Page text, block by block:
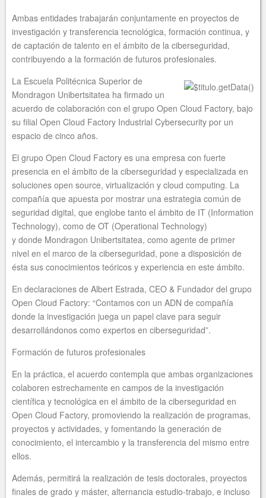
Ambas entidades trabajarán conjuntamente en proyectos de
investigación y transferencia tecnológica, formación continua, y
de captación de talento en el ámbito de la ciberseguridad,
contribuyendo a la formación de futuros profesionales.
La Escuela Politécnica Superior de
Mondragon Unibertsitatea ha firmado un
acuerdo de colaboración con el grupo Open Cloud Factory, bajo
su filial Open Cloud Factory Industrial Cybersecurity por un
espacio de cinco años.
El grupo Open Cloud Factory es una empresa con fuerte
presencia en el ámbito de la ciberseguridad y especializada en
soluciones open source, virtualización y cloud computing. La
compañía que apuesta por mostrar una estrategia común de
seguridad digital, que englobe tanto el ámbito de IT (Information
Technology), como de OT (Operational Technology)
y donde Mondragon Unibertsitatea, como agente de primer
nivel en el marco de la ciberseguridad, pone a disposición de
ésta sus conocimientos teóricos y experiencia en este ámbito.
En declaraciones de Albert Estrada, CEO & Fundador del grupo
Open Cloud Factory: “Contamos con un ADN de compañía
donde la investigación juega un papel clave para seguir
desarrollándonos como expertos en ciberseguridad”.
Formación de futuros profesionales
En la práctica, el acuerdo contempla que ambas organizaciones
colaboren estrechamente en campos de la investigación
científica y tecnológica en el ámbito de la ciberseguridad en
Open Cloud Factory, promoviendo la realización de programas,
proyectos y actividades, y fomentando la generación de
conocimiento, el intercambio y la transferencia del mismo entre
ellos.
Además, permitirá la realización de tesis doctorales, proyectos
finales de grado y máster, alternancia estudio-trabajo, e incluso